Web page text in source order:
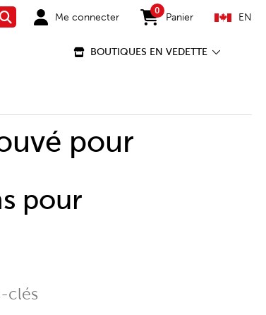
RechercherMe connecter
0
items in cart
Panier EN
BOUTIQUES EN VEDETTE
pour
pour
clés